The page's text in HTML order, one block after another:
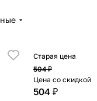
Старая цена
504 ₽
Цена со скидкой
504 ₽